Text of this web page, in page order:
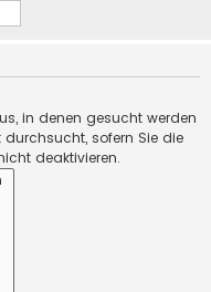
in denen gesucht werden
sofern Sie die
deaktivieren.